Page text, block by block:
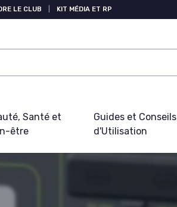
LE CLUB KIT MÉDIA ET RP
Santé et
être
Guides et Conseils
d'Utilisation